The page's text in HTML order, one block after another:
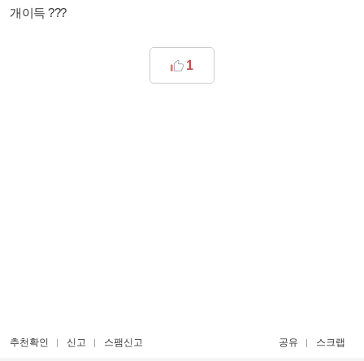
개이득 ???
1
추천확인 신고 스팸신고 공유 스크랩